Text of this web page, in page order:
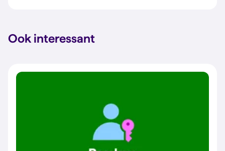
Ook interessant